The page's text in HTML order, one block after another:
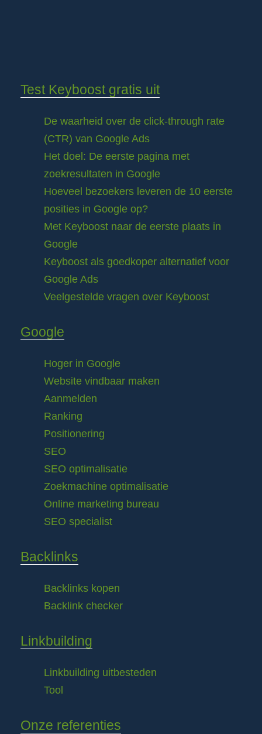
Test Keyboost gratis uit
De waarheid over de click-through rate
(CTR) van Google Ads
Het doel: De eerste pagina met
zoekresultaten in Google
Hoeveel bezoekers leveren de 10 eerste
posities in Google op?
Met Keyboost naar de eerste plaats in
Google
Keyboost als goedkoper alternatief voor
Google Ads
Veelgestelde vragen over Keyboost
Google
Hoger in Google
Website vindbaar maken
Aanmelden
Ranking
Positionering
SEO
SEO optimalisatie
Zoekmachine optimalisatie
Online marketing bureau
SEO specialist
Backlinks
Backlinks kopen
Backlink checker
Linkbuilding
Linkbuilding uitbesteden
Tool
Onze referenties